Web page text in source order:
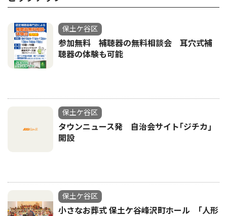
保土ケ谷区
参加無料 補聴器の無料相談会 耳穴式補
聴器の体験も可能
保土ケ谷区
タウンニュース発 自治会サイト｢ジチカ｣
開設
保土ケ谷区
小さなお葬式 保土ケ谷峰沢町ホール ｢人形